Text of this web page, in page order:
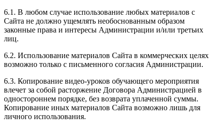
6.1. В любом случае использование любых материалов с
Сайта не должно ущемлять необоснованным образом
законные права и интересы Администрации и/или третьих
лиц.
6.2. Использование материалов Сайта в коммерческих целях
возможно только с письменного согласия Администрации.
6.3. Копирование видео-уроков обучающего мероприятия
влечет за собой расторжение Договора Администрацией в
одностороннем порядке, без возврата уплаченной суммы.
Копирование иных материалов Сайта возможно лишь для
личного использования.